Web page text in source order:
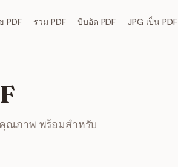
PDF รวม PDF บีบอัด PDF JPG เป็น PDF
คุณภาพ พร้อมสำหรับ